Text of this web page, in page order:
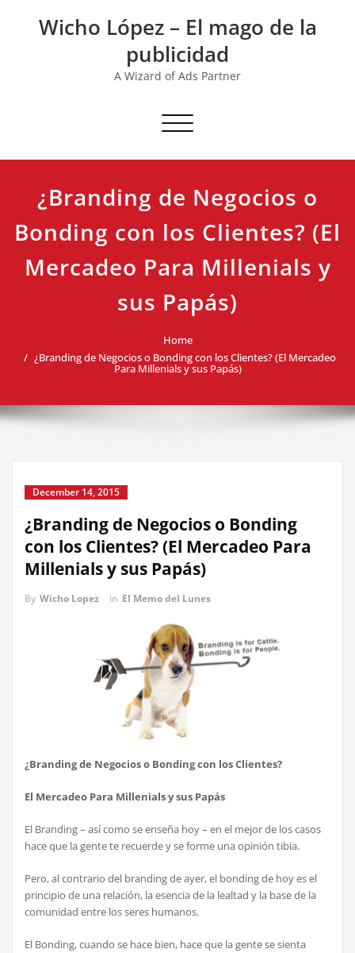
Wicho López – El mago de la
publicidad
A Wizard of Ads Partner
Toggle navigation
¿Branding de Negocios o
Bonding con los Clientes? (El
Mercadeo Para Millenials y
sus Papás)
Home
¿Branding de Negocios o Bonding con los Clientes? (El Mercadeo
Para Millenials y sus Papás)
December 14, 2015
¿Branding de Negocios o Bonding
con los Clientes? (El Mercadeo Para
Millenials y sus Papás)
By Wicho Lopez in El Memo del Lunes
¿Branding de Negocios o Bonding con los Clientes?
El Mercadeo Para Millenials y sus Papás
El Branding – así como se enseña hoy – en el mejor de los casos
hace que la gente te recuerde y se forme una opinión tibia.
Pero, al contrario del branding de ayer, el bonding de hoy es el
principio de una relación, la esencia de la lealtad y la base de la
comunidad entre los seres humanos.
El Bonding, cuando se hace bien, hace que la gente se sienta